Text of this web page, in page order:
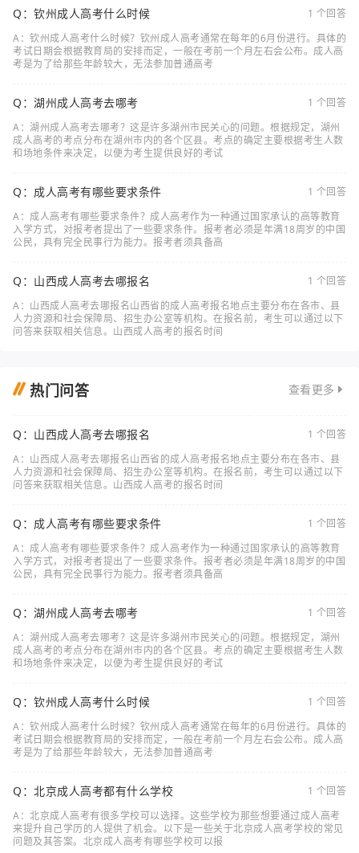
Q：钦州成人高考什么时候
1 个回答
A：钦州成人高考什么时候？钦州成人高考通常在每年的6月份进行。具体的
考试日期会根据教育局的安排而定，一般在考前一个月左右会公布。成人高
考是为了给那些年龄较大，无法参加普通高考
Q：湖州成人高考去哪考
1 个回答
A：湖州成人高考去哪考？这是许多湖州市民关心的问题。根据规定，湖州
成人高考的考点分布在湖州市内的各个区县。考点的确定主要根据考生人数
和场地条件来决定，以便为考生提供良好的考试
Q：成人高考有哪些要求条件
1 个回答
A：成人高考有哪些要求条件？成人高考作为一种通过国家承认的高等教育
入学方式，对报考者提出了一些要求条件。报考者必须是年满18周岁的中国
公民，具有完全民事行为能力。报考者须具备高
Q：山西成人高考去哪报名
1 个回答
A：山西成人高考去哪报名山西省的成人高考报名地点主要分布在各市、县
人力资源和社会保障局、招生办公室等机构。在报名前，考生可以通过以下
问答来获取相关信息。山西成人高考的报名时间
热门问答 查看更多
Q：山西成人高考去哪报名
1 个回答
A：山西成人高考去哪报名山西省的成人高考报名地点主要分布在各市、县
人力资源和社会保障局、招生办公室等机构。在报名前，考生可以通过以下
问答来获取相关信息。山西成人高考的报名时间
Q：成人高考有哪些要求条件
1 个回答
A：成人高考有哪些要求条件？成人高考作为一种通过国家承认的高等教育
入学方式，对报考者提出了一些要求条件。报考者必须是年满18周岁的中国
公民，具有完全民事行为能力。报考者须具备高
Q：湖州成人高考去哪考
1 个回答
A：湖州成人高考去哪考？这是许多湖州市民关心的问题。根据规定，湖州
成人高考的考点分布在湖州市内的各个区县。考点的确定主要根据考生人数
和场地条件来决定，以便为考生提供良好的考试
Q：钦州成人高考什么时候
1 个回答
A：钦州成人高考什么时候？钦州成人高考通常在每年的6月份进行。具体的
考试日期会根据教育局的安排而定，一般在考前一个月左右会公布。成人高
考是为了给那些年龄较大，无法参加普通高考
Q：北京成人高考都有什么学校
1 个回答
A：北京成人高考有很多学校可以选择。这些学校为那些想要通过成人高考
来提升自己学历的人提供了机会。以下是一些关于北京成人高考学校的常见
问题及其答案。北京成人高考有哪些学校可以报